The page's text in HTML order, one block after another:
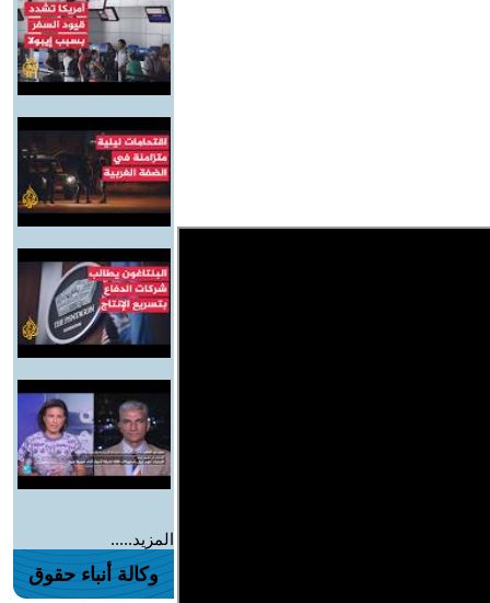
المزيد.....
وكالة أنباء حقوق